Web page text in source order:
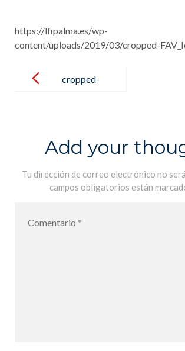
https://lfipalma.es/wp-
content/uploads/2019/03/cropped-
navigation
cropped-
Add your
Tu dirección de correo electrónico no
campos obligatorios están